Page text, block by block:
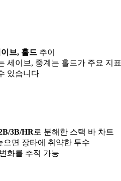
브, 홀드 추이
세이브, 중계는 홀드가 주요 지표
있습니다
3B/HR로 분해한 스택 바 차트
으면 장타에 취약한 투수
화를 추적 가능